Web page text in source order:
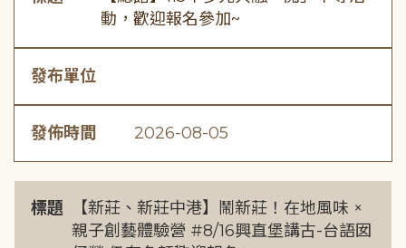
動，歡迎報名參加~
發布單位
發佈時間 2026-08-05
標題
【新莊、新莊中港】鬧新莊！在地風味 ×
親子創藝體驗營 #8/16興直堡講古-台語囡